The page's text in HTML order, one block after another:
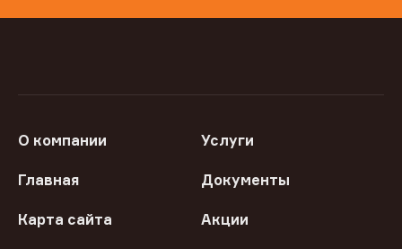
О компании Услуги
Главная Документы
Карта сайта Акции